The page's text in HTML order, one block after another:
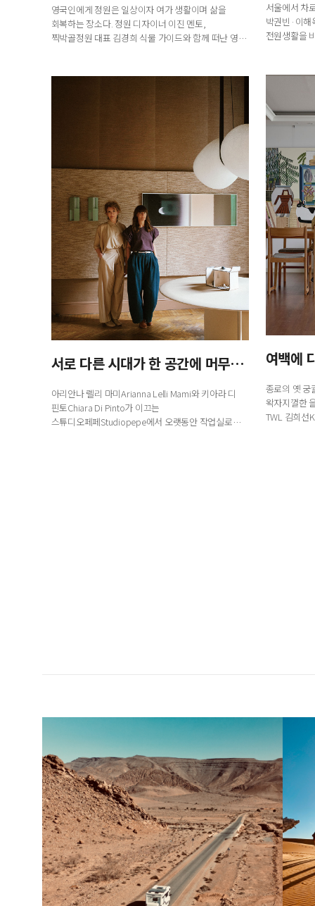
크리에이터에게 영감을 주는 매거진입니다.
매월 디자인, 문화, 예술, 건축 분야에서
주목해야 할 이슈를 엄선해
행복이 가득한 집
‘생활을 디자인하면 행복이 더 커진다’는
캐치프레이즈 아래
국내외 대표 디자이너ㆍ작가ㆍ브랜드와 협업,
LUXURY
<럭셔리>는 예술적이고 문화적인 시각에서
최고급 브랜드와 라이프스타일을 다룸으로써
명품의 진정한 의미와 예술이 주는 감동을 전하는
프리미엄 라이프스타일 매거진입니다.
영국인에게 정원은 일상이자 여가 생활이며 삶을
회복하는 장소다. 정원 디자이너 이진 멘토,
찍박골정원 대표 김경희 식물 가이드와 함께 떠난 영국
서울에서 차
박권빈·이
전원생활을
여백에
종로의 옛 궁
왁자지껄한
TWL 김희선
서로 다른 시대가 한 공간에 머무는 법
아리안나 렐리 마미Arianna Lelli Mami와 키아라 디
핀토Chiara Di Pinto가 이끄는
스튜디오페페Studiopepe에서 오랫동안 작업실로